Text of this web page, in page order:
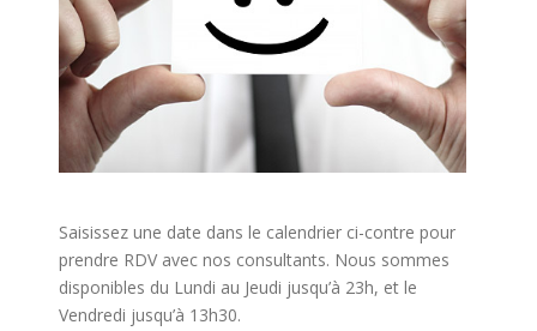
Saisissez une date dans le calendrier ci-contre pour
prendre RDV avec nos consultants. Nous sommes
disponibles du Lundi au Jeudi jusqu’à 23h, et le
Vendredi jusqu’à 13h30.